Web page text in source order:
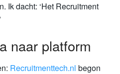
Ik dacht: ‘Het Recruitment
naar platform
Recruitmenttech.nl begon